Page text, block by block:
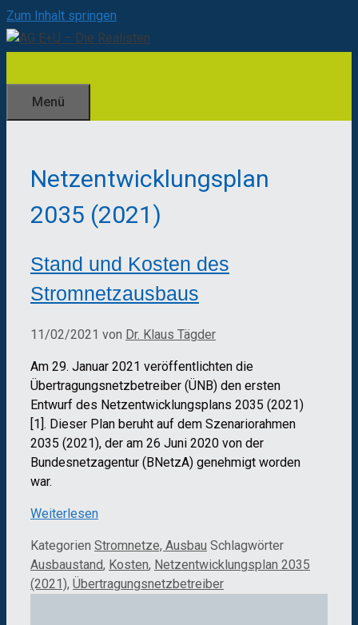
Zum Inhalt springen
Menü
Netzentwicklungsplan
2035 (2021)
Stand und Kosten des
Stromnetzausbaus
11/02/2021 von Dr. Klaus Tägder
Am 29. Januar 2021 veröffentlichten die
Übertragungsnetzbetreiber (ÜNB) den ersten
Entwurf des Netzentwicklungsplans 2035 (2021)
[1]. Dieser Plan beruht auf dem Szenariorahmen
2035 (2021), der am 26 Juni 2020 von der
Bundesnetzagentur (BNetzA) genehmigt worden
war.
Weiterlesen
Kategorien Stromnetze, Ausbau Schlagwörter
Ausbaustand, Kosten, Netzentwicklungsplan 2035
(2021), Übertragungsnetzbetreiber